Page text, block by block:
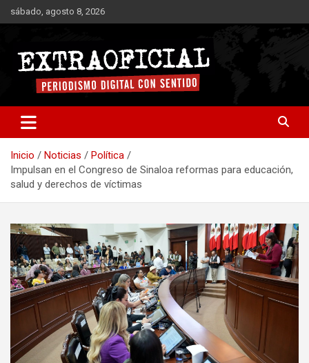
Saltar
al
sábado, agosto 8, 2026
Extraoficial
Inicio Noticias
Política
Impulsan en el Congreso de Sinaloa reformas para educación,
salud y derechos de víctimas